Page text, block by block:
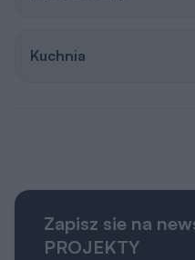
Kuchnia
Zapisz sie na
PROJEKTY